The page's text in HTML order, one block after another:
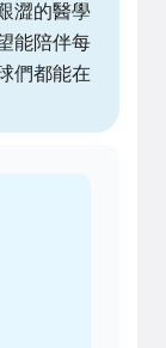
澀的醫學
能陪伴每
們都能在